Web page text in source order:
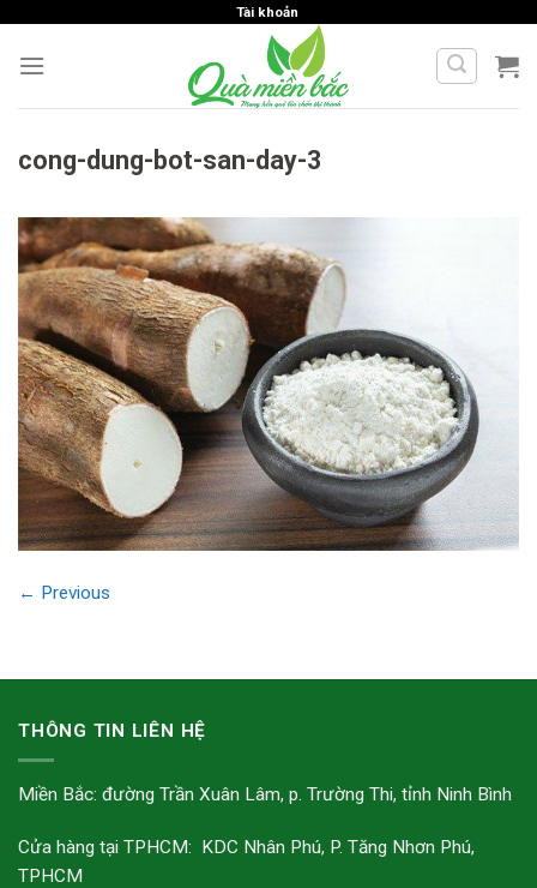
content
Tài khoản
cong-dung-bot-san-day-3
← Previous
THÔNG TIN LIÊN HỆ
Miền Bắc: đường Trần Xuân Lâm, p. Trường Thi, tỉnh Ninh Bình
Cửa hàng tại TPHCM: KDC Nhân Phú, P. Tăng Nhơn Phú,
TPHCM